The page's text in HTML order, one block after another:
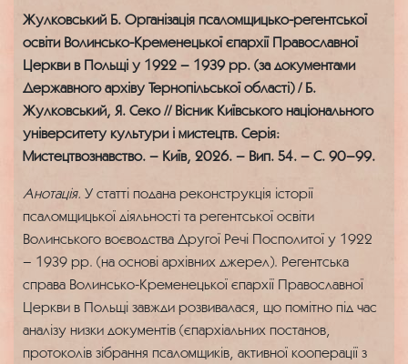
Жулковський Б. Організація псаломщицько-регентської
освіти Волинсько-Кременецької єпархії Православної
Церкви в Польщі у 1922 – 1939 рр. (за документами
Державного архіву Тернопільської області) / Б.
Жулковський, Я. Секо // Вісник Київського національного
університету культури і мистецтв. Серія:
Мистецтвознавство. – Київ, 2026. – Вип. 54. – С. 90–99.
Анотація. У статті подана реконструкція історії
псаломщицької діяльності та регентської освіти
Волинського воєводства Другої Речі Посполитої у 1922
– 1939 рр. (на основі архівних джерел). Регентська
справа Волинсько-Кременецької єпархії Православної
Церкви в Польщі завжди розвивалася, що помітно під час
аналізу низки документів (єпархіальних постанов,
протоколів зібрання псаломщиків, активної кооперації з